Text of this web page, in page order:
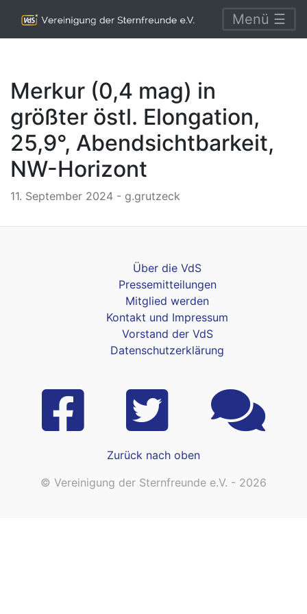
Menü ☰
Merkur (0,4 mag) in
größter östl. Elongation,
25,9°, Abendsichtbarkeit,
NW-Horizont
11. September 2024 - g.grutzeck
Über die VdS
Pressemitteilungen
Mitglied werden
Kontakt und Impressum
Vorstand der VdS
Datenschutzerklärung
Zurück nach oben
© Vereinigung der Sternfreunde e.V. - 2026